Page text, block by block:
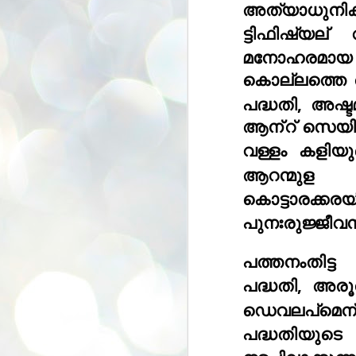
ട്ടിഫിഷ്യല്
മനോഹരമായ
കൊല്ലത്തെ
പദ്ധതി,
ആന്റ്
വള്ളം
ആറന്മുള
പത്തനംതിട്ട
പദ്ധതി,
ഡെവലപ്മെന്
പദ്ധതിയുടെ